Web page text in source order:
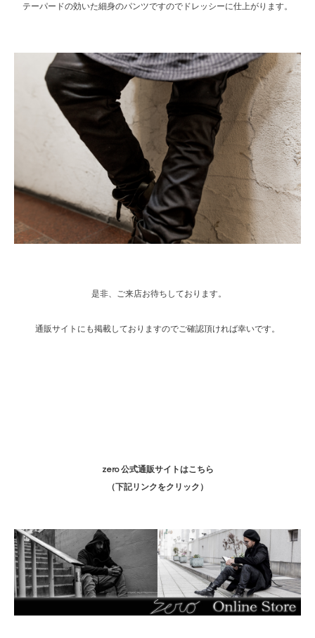
テーパードの効いた細身のパンツですのでドレッシーに仕上がります。
是非、ご来店お待ちしております。
通販サイトにも掲載しておりますのでご確認頂ければ幸いです。
zero 公式通販サイトはこちら
（下記リンクをクリック）